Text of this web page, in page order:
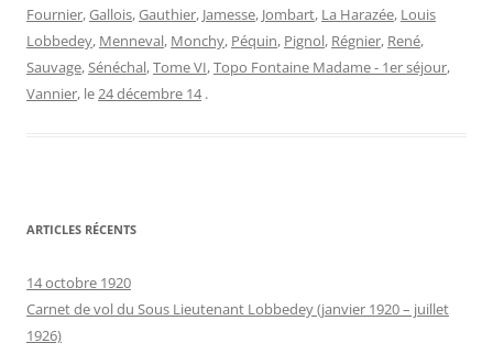
Fournier,Gallois,Gauthier, Jamesse, Jombart, La Harazée, Louis
Lobbedey, Menneval, Monchy, Péquin, Pignol, Régnier, René,
Sauvage,Sénéchal,Tome VI,Topo Fontaine Madame - 1er séjour,
Vannier, le24 décembre 14 .
ARTICLES RÉCENTS
14 octobre 1920
Carnet de vol du Sous Lieutenant Lobbedey (janvier 1920 – juillet
1926)